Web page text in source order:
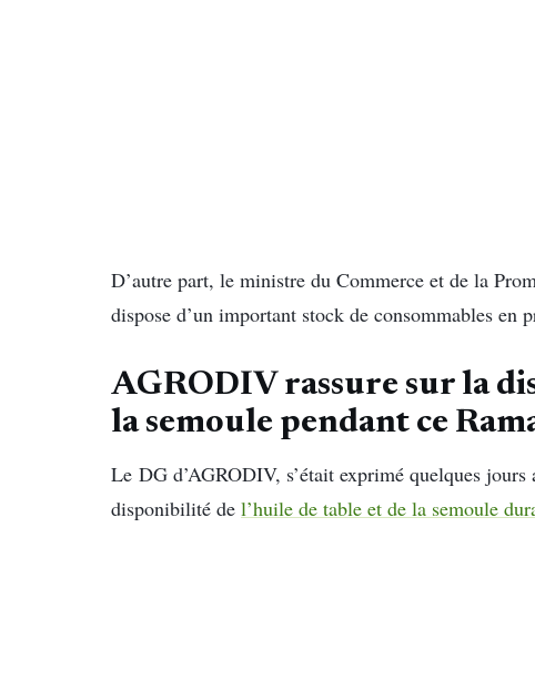
D’autre part, le ministre du Commerce et de la
dispose d’un important stock de consommables en
AGRODIV rassure sur la
la semoule pendant ce
Le DG d’AGRODIV, s’était exprimé quelques
disponibilité de l’huile de table et de la semoule